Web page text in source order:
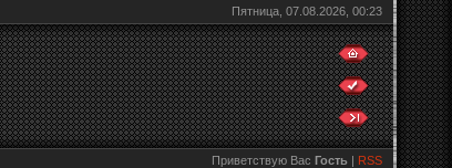
Пятница, 07.08.2026, 00:23
Приветствую Вас Гость | RSS